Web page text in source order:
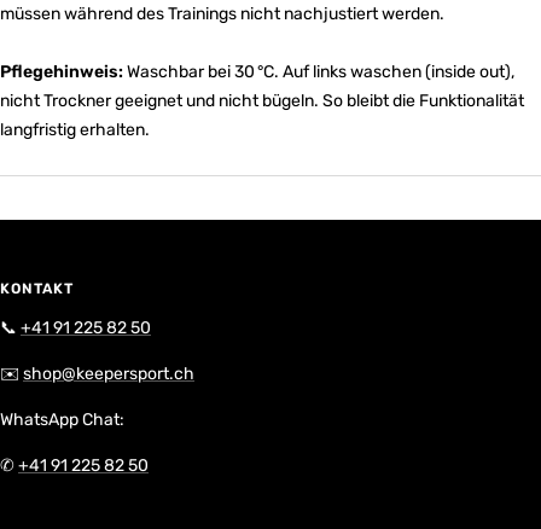
müssen während des Trainings nicht nachjustiert werden.
Pflegehinweis:Waschbar bei 30 °C. Auf links waschen (inside out),
nicht Trockner geeignet und nicht bügeln. So bleibt die Funktionalität
langfristig erhalten.
KONTAKT
📞 +41 91 225 82 50
✉️ shop@keepersport.ch
WhatsApp Chat:
✆+41 91 225 82 50